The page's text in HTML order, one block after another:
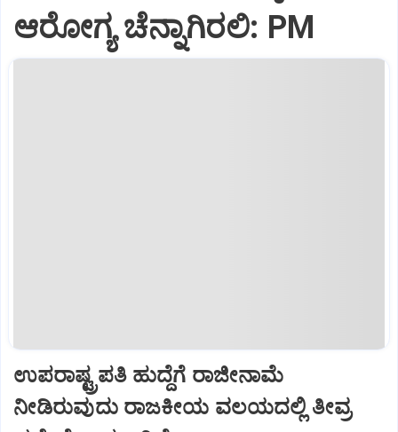
ಆರೋಗ್ಯ ಚೆನ್ನಾಗಿರಲಿ: PM
ಉಪರಾಷ್ಟ್ರಪತಿ ಹುದ್ದೆಗೆ ರಾಜೀನಾಮೆ
ನೀಡಿರುವುದು ರಾಜಕೀಯ ವಲಯದಲ್ಲಿ ತೀವ್ರ